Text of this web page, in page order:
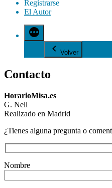
Registrarse
El Autor
Volver
Contacto
HorarioMisa.es
G. Nell
Realizado en Madrid
¿Tienes alguna pregunta o
Nombre